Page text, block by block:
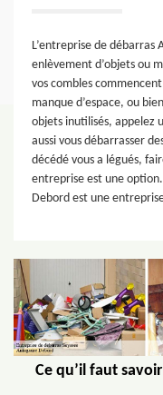
L’entreprise de débarras
enlèvement d’objets ou
vos combles
manque d’espace, ou
objets inutilisés, appelez
aussi vous débarrasser
décédé vous a légués,
entreprise est une
Debord est une
Ce qu’il faut